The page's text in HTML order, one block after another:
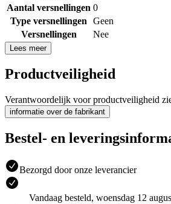
Aantal versnellingen 0
Type versnellingen
Geen
Versnellingen
Nee
Lees meer
Productveiligheid
Verantwoordelijk voor productveiligheid
informatie over de fabrikant
Bestel- en
Bezorgd door onze leverancier
Vandaag besteld, woensdag 12